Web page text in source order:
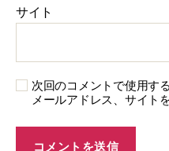
サイト
次回のコメントで使用す
メールアドレス、サイト